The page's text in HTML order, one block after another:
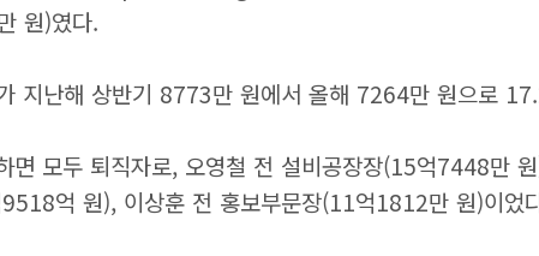
원)였다.
지난해 상반기 8773만 원에서 올해 7264만 원으로
면 모두 퇴직자로, 오영철 전 설비공장장(15억7448만
억 원), 이상훈 전 홍보부문장(11억1812만 원)이었